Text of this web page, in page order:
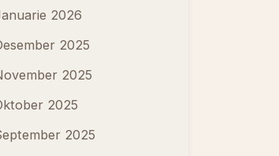
2026
2025
2025
2025
2025